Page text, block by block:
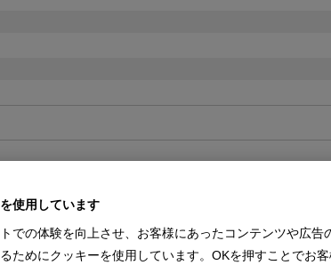
使用しています
での体験を向上させ、お客様にあったコンテンツや広告
ためにクッキーを使用しています。OKを押すことでお